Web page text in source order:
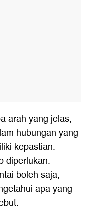
arah yang jelas,
hubungan yang
kepastian.
diperlukan.
boleh saja,
apa yang